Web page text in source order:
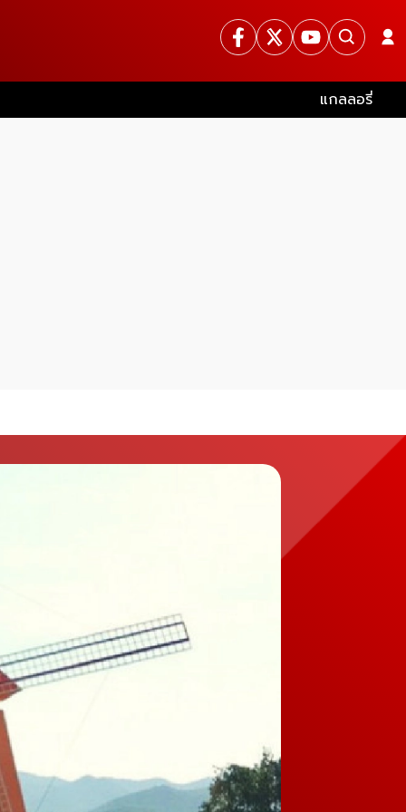
แกลลอรี่